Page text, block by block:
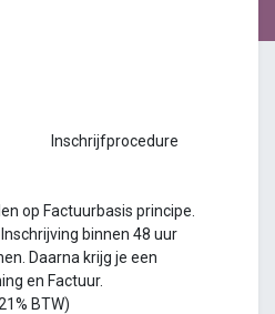
op Factuurbasis principe.
binnen 48 uur
Daarna krijg je een
en Factuur.
BTW)